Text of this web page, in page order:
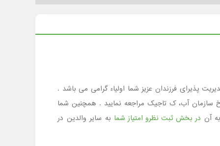
15 است که در مقطع متوسطه دوره دوم با مدیریت پذیرای فرزندان عزیز شما اولیاء گرامی می باشد .
تماس گرفته و یا به آدرس مشیریه، خ سازمان آب، ک تاجیک مراجعه نمایید . همچنین شما
آن در بخش ثبت نظرو امتیاز شما به سایر والدین در